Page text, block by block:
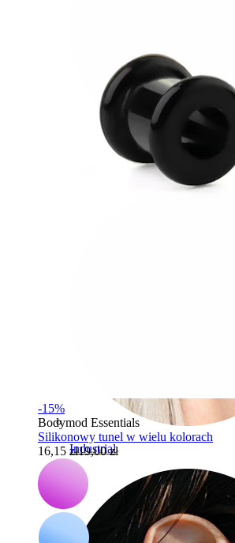
Industrial
-15%
Bodymod Essentials
Silikonowy tunel w wielu kolorach
16,15 zł19,00 zł